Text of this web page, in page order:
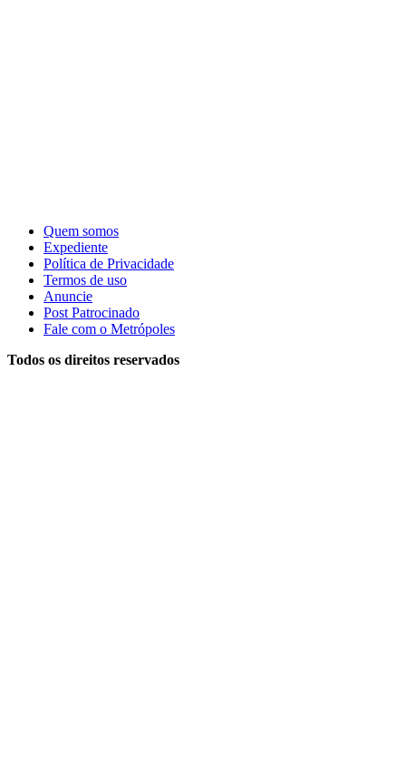
Quem somos
Expediente
Política de Privacidade
Termos de uso
Anuncie
Post Patrocinado
Fale com o Metrópoles
Todos os direitos reservados